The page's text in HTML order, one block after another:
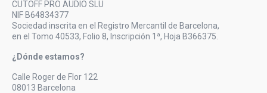
CUTOFF PRO AUDIO SLU
NIF B64834377
Sociedad inscrita en el Registro Mercantil de Barcelona,
en el Tomo 40533, Folio 8, Inscripción 1ª, Hoja B366375.
¿Dónde estamos?
Calle Roger de Flor 122
08013 Barcelona